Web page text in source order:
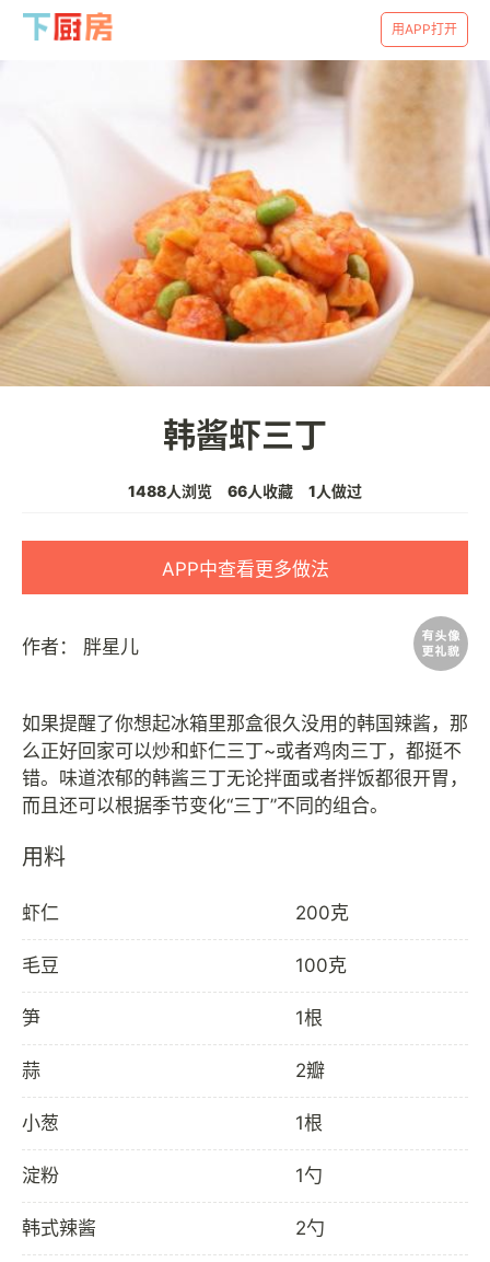
用APP打开
韩酱虾三丁
1488人浏览 66人收藏 1人做过
APP中查看更多做法
作者： 胖星儿
如果提醒了你想起冰箱里那盒很久没用的韩国辣酱，那
么正好回家可以炒和虾仁三丁~或者鸡肉三丁，都挺不
错。味道浓郁的韩酱三丁无论拌面或者拌饭都很开胃，
用料
虾仁 200克
毛豆 100克
笋 1根
蒜 2瓣
小葱 1根
淀粉 1勺
韩式辣酱 2勺